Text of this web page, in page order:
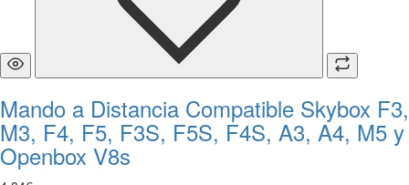
Mando a Distancia Compatible Skybox F3,
M3, F4, F5, F3S, F5S, F4S, A3, A4, M5 y
Openbox V8s